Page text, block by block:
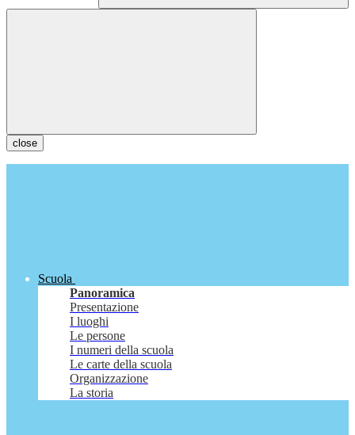
close
Scuola
Panoramica
Presentazione
I luoghi
Le persone
I numeri della scuola
Le carte della scuola
Organizzazione
La storia